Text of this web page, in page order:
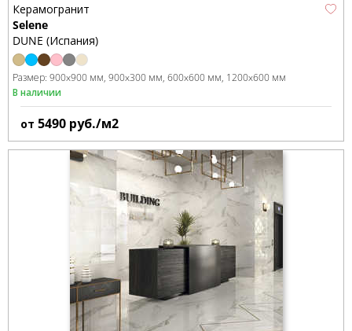
Керамогранит
Selene
DUNE (Испания)
Размер: 900x900 мм 900x300 мм 600x600 мм 1200x600 мм
В наличии
от 5490 руб./м2